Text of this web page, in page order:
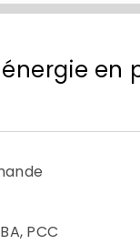
en
PCC